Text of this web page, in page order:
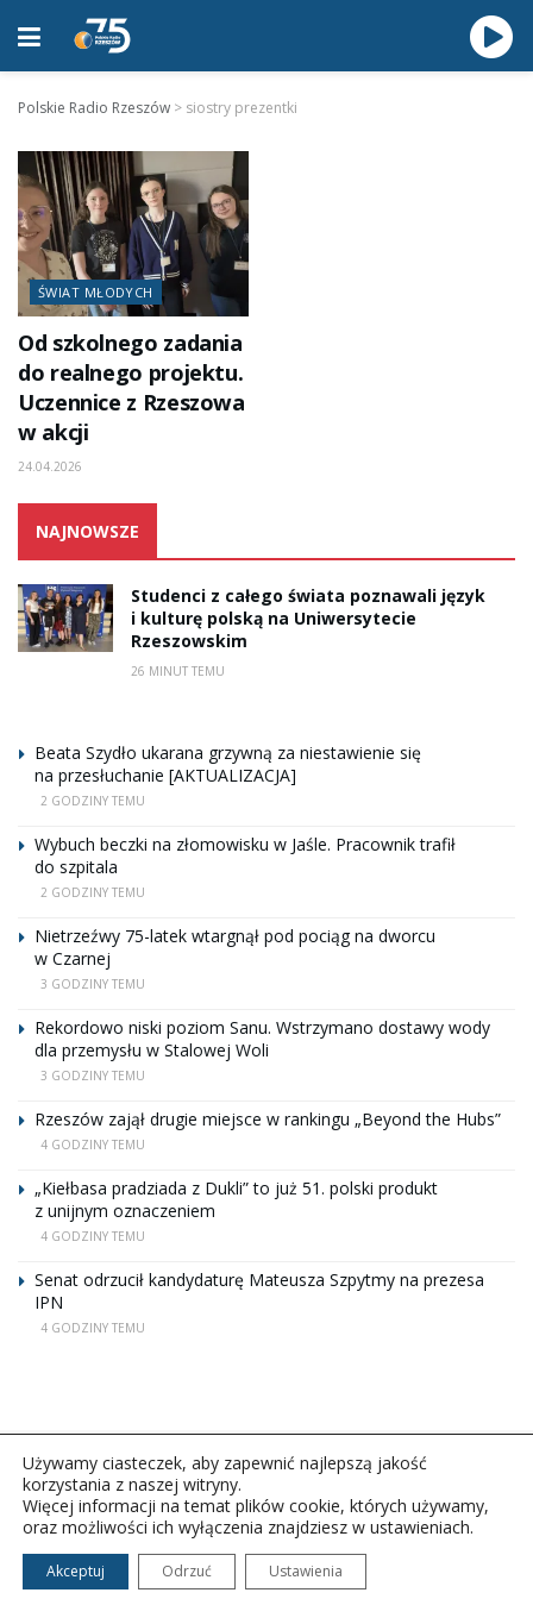
Polskie Radio Rzeszów > siostry prezentki
ŚWIAT MŁODYCH
Od szkolnego zadania
do realnego projektu.
Uczennice z Rzeszowa
w akcji
24.04.2026
NAJNOWSZE
Studenci z całego świata poznawali język
i kulturę polską na Uniwersytecie
Rzeszowskim
26 MINUT TEMU
Beata Szydło ukarana grzywną za niestawienie się
na przesłuchanie [AKTUALIZACJA]
2 GODZINY TEMU
Wybuch beczki na złomowisku w Jaśle. Pracownik trafił
do szpitala
2 GODZINY TEMU
Nietrzeźwy 75-latek wtargnął pod pociąg na dworcu
w Czarnej
3 GODZINY TEMU
Rekordowo niski poziom Sanu. Wstrzymano dostawy wody
dla przemysłu w Stalowej Woli
3 GODZINY TEMU
Rzeszów zajął drugie miejsce w rankingu „Beyond the Hubs”
4 GODZINY TEMU
„Kiełbasa pradziada z Dukli” to już 51. polski produkt
z unijnym oznaczeniem
4 GODZINY TEMU
Senat odrzucił kandydaturę Mateusza Szpytmy na prezesa
IPN
4 GODZINY TEMU
Copyright © 2026Polskie Radio Rzeszów S.A. w likwidacj.
Wszelkie prawa zastrzeżone.
Używamy ciasteczek, aby zapewnić najlepszą jakość
korzystania z naszej witryny.
Więcej informacji na temat plików cookie, których używamy,
oraz możliwości ich wyłączenia znajdziesz w ustawieniach.
Akceptuj Odrzuć Ustawienia